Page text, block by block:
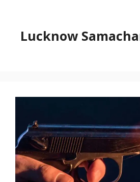
contentLucknow